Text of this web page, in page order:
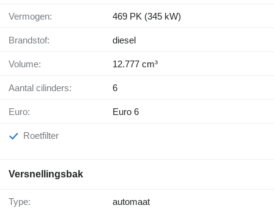
Vermogen: 469 PK (345 kW)
Brandstof: diesel
Volume: 12.777 cm³
Aantal cilinders: 6
Euro: Euro 6
Roetfilter
Versnellingsbak
Type: automaat